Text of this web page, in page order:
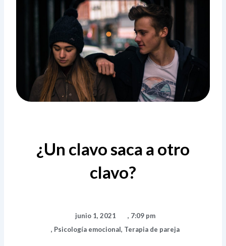
¿Un clavo saca a otro
clavo?
junio 1, 2021 , 7:09 pm
, Psicología emocional, Terapia de pareja